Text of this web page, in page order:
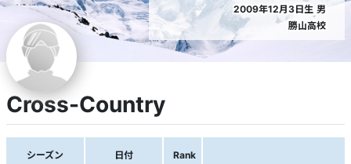
2009年12月3日生 男
勝山高校
Cross-Country
シーズン 日付 Rank